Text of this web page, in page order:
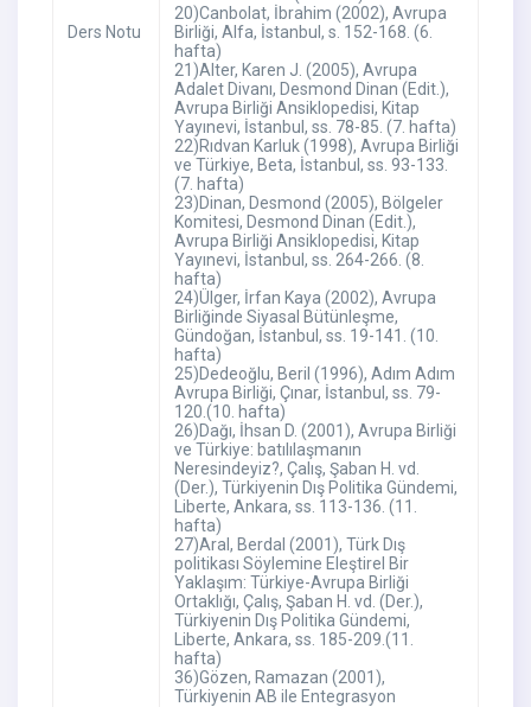
Ders Notu
20)Canbolat, İbrahim (2002), Avrupa
Birliği, Alfa, İstanbul, s. 152-168. (6.
hafta)
21)Alter, Karen J. (2005), Avrupa
Adalet Divanı, Desmond Dinan (Edit.),
Avrupa Birliği Ansiklopedisi, Kitap
Yayınevi, İstanbul, ss. 78-85. (7. hafta)
22)Rıdvan Karluk (1998), Avrupa Birliği
ve Türkiye, Beta, İstanbul, ss. 93-133.
(7. hafta)
23)Dinan, Desmond (2005), Bölgeler
Komitesi, Desmond Dinan (Edit.),
Avrupa Birliği Ansiklopedisi, Kitap
Yayınevi, İstanbul, ss. 264-266. (8.
hafta)
24)Ülger, İrfan Kaya (2002), Avrupa
Birliğinde Siyasal Bütünleşme,
Gündoğan, İstanbul, ss. 19-141. (10.
hafta)
25)Dedeoğlu, Beril (1996), Adım Adım
Avrupa Birliği, Çınar, İstanbul, ss. 79-
120.(10. hafta)
26)Dağı, İhsan D. (2001), Avrupa Birliği
ve Türkiye: batılılaşmanın
Neresindeyiz?, Çalış, Şaban H. vd.
(Der.), Türkiyenin Dış Politika Gündemi,
Liberte, Ankara, ss. 113-136. (11.
hafta)
27)Aral, Berdal (2001), Türk Dış
politikası Söylemine Eleştirel Bir
Yaklaşım: Türkiye-Avrupa Birliği
Ortaklığı, Çalış, Şaban H. vd. (Der.),
Türkiyenin Dış Politika Gündemi,
Liberte, Ankara, ss. 185-209.(11.
hafta)
36)Gözen, Ramazan (2001),
Türkiyenin AB ile Entegrasyon